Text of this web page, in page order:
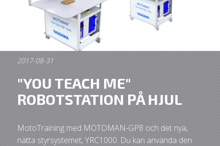
2017-08-31
"YOU TEACH ME"
ROBOTSTATION PÅ HJUL
MotoTraining med MOTOMAN-GP8 och det nya,
nätta styrsystemet, YRC1000. Du kan använda den